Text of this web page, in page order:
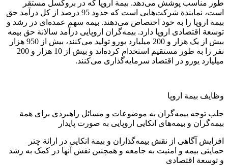
طور مناسب پوشش می‌دهد. بیمة اروپا که در بروکسل مستقر
است، نمایندة شرکت‌هایی است که حدود 95 درصد از کل درآمد حق
بیمة اروپا را به خود اختصاص می‌دهند. بیمه سهم عمده‌ای در رشد و
توسعة اقتصادی اروپا دارد. بیمه‌گران اروپایی درآمد سالانة حق بیمه
بیش از یک هزار و 200 میلیارد یورو تولید می‌کنند، بیش از 950 هزار
نفر را به طور مستقیم استخدام کرده‌اند و بیش از 10 هزار و 200
میلیارد یورو در اقتصاد سرمایه‌گذاری می‌کنند.
وظایف بیمة اروپا
جلب توجه بیمه‌گران به موضوعات و مسائل راهبردی برای همة
بیمه‌گران و بیمه‌های اتکایی اروپایی به صورت پایدار
افزایش آگاهی از نقش بیمه‌گذاران و بیمة اتکایی در ارائة چتر
حمایتی بیمه و امنیت به جامعه و همچنین نقش آنها در کمک به رشد
و توسعة اقتصادی